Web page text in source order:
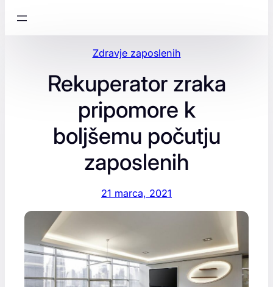
Zdravje zaposlenih
Rekuperator zraka
pripomore k
boljšemu počutju
zaposlenih
21 marca, 2021